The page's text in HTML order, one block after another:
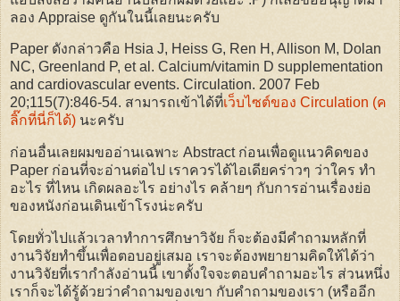
ลอง Appraise ดูกันในนี้เลยนะครับ
Paper ดังกล่าวคือ Hsia J, Heiss G, Ren H, Allison M, Dolan
NC, Greenland P, et al. Calcium/vitamin D supplementation
and cardiovascular events. Circulation. 2007 Feb
20;115(7):846-54. สามารถเข้าได้ที่เว็บไซต์ของ Circulation (ค
ลิ๊กที่นี่ก็ได้) นะครับ
ก่อนอื่นเลยผมขออ่านเฉพาะ Abstract ก่อนเพื่อดูแนวคิดของ
Paper ก่อนที่จะอ่านต่อไป เราควรได้ไอเดียคร่าวๆ ว่าใคร ทำ
อะไร ที่ไหน เกิดผลอะไร อย่างไร คล้ายๆ กับการอ่านเรื่องย่อ
ของหนังก่อนเดินเข้าโรงน่ะครับ
โดยทั่วไปแล้วเวลาทำการศึกษาวิจัย ก็จะต้องมีคำถามหลักที่
งานวิจัยทำขึ้นเพื่อตอบอยู่เสมอ เราจะต้องพยายามคิดให้ได้ว่า
งานวิจัยที่เรากำลังอ่านนี้ เขาตั้งใจจะตอบคำถามอะไร ส่วนหนึ่ง
เราก็จะได้รู้ด้วยว่าคำถามของเขา กับคำถามของเรา (หรืออีก